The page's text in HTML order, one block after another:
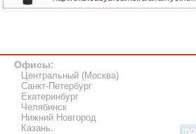
Офисы:
Центральный (Москва)
Санкт-Петербург
Екатеринбург
Челябинск
Нижний Новгород
Казань.